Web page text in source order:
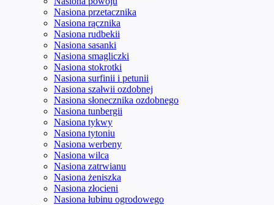
Nasiona przetacznika
Nasiona rącznika
Nasiona rudbekii
Nasiona sasanki
Nasiona smagliczki
Nasiona stokrotki
Nasiona surfinii i petunii
Nasiona szałwii ozdobnej
Nasiona słonecznika ozdobnego
Nasiona tunbergii
Nasiona tykwy
Nasiona tytoniu
Nasiona werbeny
Nasiona wilca
Nasiona zatrwianu
Nasiona żeniszka
Nasiona złocieni
Nasiona łubinu ogrodowego